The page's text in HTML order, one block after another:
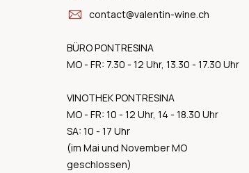
contact@valentin-wine.ch
BÜRO PONTRESINA
MO - FR: 7.30 - 12 Uhr, 13.30 - 17.30 Uhr
VINOTHEK PONTRESINA
MO - FR: 10 - 12 Uhr, 14 - 18.30 Uhr
SA: 10 - 17 Uhr
(im Mai und November MO
geschlossen)